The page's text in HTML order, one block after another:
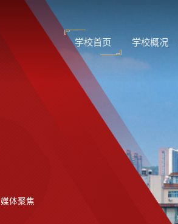
学校首页 学校概况
媒体聚焦